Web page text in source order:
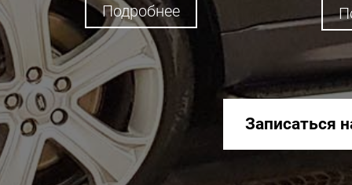
Подробнее
Записаться